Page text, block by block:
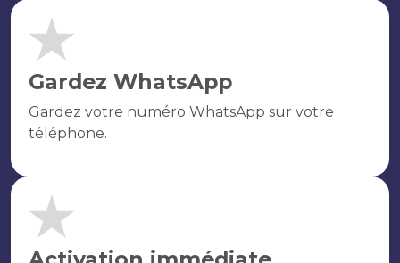
Gardez WhatsApp
Gardez votre numéro WhatsApp sur votre
téléphone.